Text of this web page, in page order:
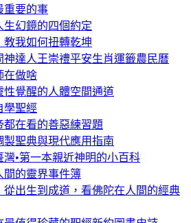
重要的事
生幻鏡的四個約定
教我如何扭轉乾坤
神達人王崇禮平安生肖運籤農民曆
在做啥
性覺醒的人體空間通道
學聖經
都在看的善惡練習題
製聖典與現代應用指南
灣•第一本親近神明的小百科
間的靈界事件簿
從出生到成道，看佛陀在人間的經典